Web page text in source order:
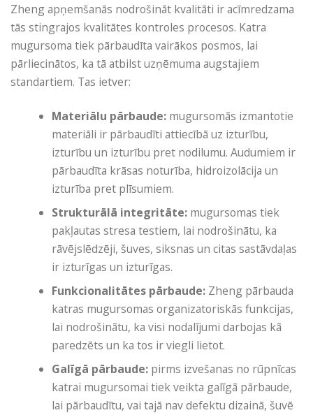
Zheng apņemšanās nodrošināt kvalitāti ir acīmredzama
tās stingrajos kvalitātes kontroles procesos. Katra
mugursoma tiek pārbaudīta vairākos posmos, lai
pārliecinātos, ka tā atbilst uzņēmuma augstajiem
standartiem. Tas ietver:
Materiālu pārbaude: mugursomās izmantotie
materiāli ir pārbaudīti attiecībā uz izturību,
izturību un izturību pret nodilumu. Audumiem ir
pārbaudīta krāsas noturība, hidroizolācija un
izturība pret plīsumiem.
Strukturālā integritāte: mugursomas tiek
pakļautas stresa testiem, lai nodrošinātu, ka
rāvējslēdzēji, šuves, siksnas un citas sastāvdaļas
ir izturīgas un izturīgas.
Funkcionalitātes pārbaude: Zheng pārbauda
katras mugursomas organizatoriskās funkcijas,
lai nodrošinātu, ka visi nodalījumi darbojas kā
paredzēts un ka tos ir viegli lietot.
Galīgā pārbaude: pirms izvešanas no rūpnīcas
katrai mugursomai tiek veikta galīgā pārbaude,
lai pārbaudītu, vai tajā nav defektu dizainā, šuvē